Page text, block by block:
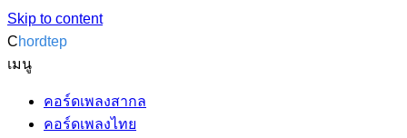
Skip to content
Chordtep
เมนู
คอร์ดเพลงสากล
คอร์ดเพลงไทย